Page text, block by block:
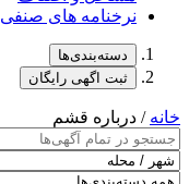
نرخنامه های صنفی
دسته‌بندی‌ها
ثبت اگهی رایگان
خانه / درباره قشم